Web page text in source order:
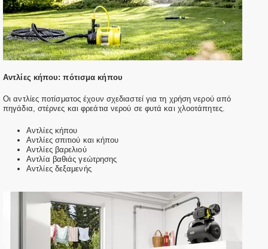
Αντλίες κήπου: πότισμα κήπου
Οι αντλίες ποτίσματος έχουν σχεδιαστεί για τη χρήση νερού από
πηγάδια, στέρνες και φρεάτια νερού σε φυτά και χλοοτάπητες.
Αντλίες κήπου
Αντλίες σπιτιού και κήπου
Αντλίες βαρελιού
Αντλία βαθιάς γεώτρησης
Αντλίες δεξαμενής